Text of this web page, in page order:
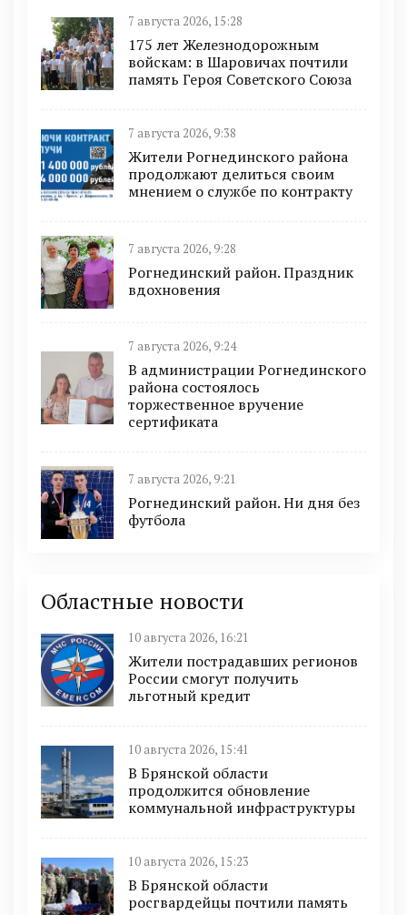
7 августа 2026, 15:28
175 лет Железнодорожным
войскам: в Шаровичах почтили
память Героя Советского Союза
7 августа 2026, 9:38
Жители Рогнединского района
продолжают делиться своим
мнением о службе по контракту
7 августа 2026, 9:28
Рогнединский район. Праздник
вдохновения
7 августа 2026, 9:24
В администрации Рогнединского
района состоялось
торжественное вручение
сертификата
7 августа 2026, 9:21
Рогнединский район. Ни дня без
футбола
Областные новости
10 августа 2026, 16:21
Жители пострадавших регионов
России смогут получить
льготный кредит
10 августа 2026, 15:41
В Брянской области
продолжится обновление
коммунальной инфраструктуры
10 августа 2026, 15:23
В Брянской области
росгвардейцы почтили память